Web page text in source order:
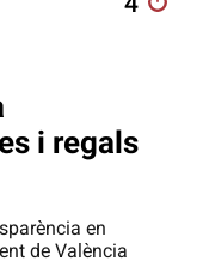
i regals
en
de València